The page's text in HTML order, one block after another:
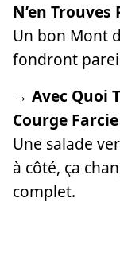
N’en Trouves
Un bon Mont
fondront
→ Avec Quoi
Courge Farcie
Une salade
à côté, ça
complet.